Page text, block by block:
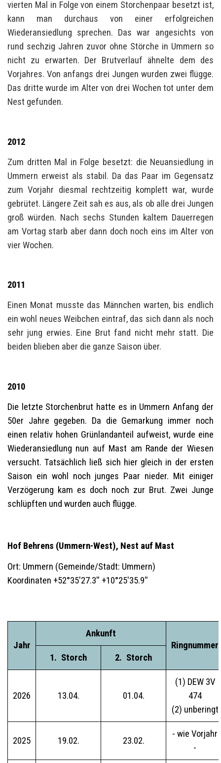
vierten Mal in Folge von einem Storchenpaar besetzt ist,
kann man durchaus von einer erfolgreichen
Wiederansiedlung sprechen. Das war angesichts von
rund sechzig Jahren zuvor ohne Störche in Ummern so
nicht zu erwarten. Der Brutverlauf ähnelte dem des
Vorjahres. Von anfangs drei Jungen wurden zwei flügge.
Das dritte wurde im Alter von drei Wochen tot unter dem
Nest gefunden.
2012
Zum dritten Mal in Folge besetzt: die Neuansiedlung in
Ummern erweist als stabil. Da das Paar im Gegensatz
zum Vorjahr diesmal rechtzeitig komplett war, wurde
gebrütet. Längere Zeit sah es aus, als ob alle drei Jungen
groß würden. Nach sechs Stunden kaltem Dauerregen
am Vortag starb aber dann doch noch eins im Alter von
vier Wochen.
2011
Einen Monat musste das Männchen warten, bis endlich
ein wohl neues Weibchen eintraf, das sich dann als noch
sehr jung erwies. Eine Brut fand nicht mehr statt. Die
beiden blieben aber die ganze Saison über.
2010
Die letzte Storchenbrut hatte es in Ummern Anfang der
50er Jahre gegeben. Da die Gemarkung immer noch
einen relativ hohen Grünlandanteil aufweist, wurde eine
Wiederansiedlung nun auf Mast am Rande der Wiesen
versucht. Tatsächlich ließ sich hier gleich in der ersten
Saison ein wohl noch junges Paar nieder. Mit einiger
Verzögerung kam es doch noch zur Brut. Zwei Junge
schlüpften und wurden auch flügge.
Hof Behrens (Ummern-West), Nest auf Mast
Ort: Ummern (Gemeinde/Stadt: Ummern)
Koordinaten +52°35'27.3'' +10°25'35.9''
Jahr
Ankunft
Ringnummer
1. Storch 2. Storch
2026 13.04. 01.04.
(1) DEW 3V
474
(2) unberingt
2025 19.02. 23.02.
- wie Vorjahr
-